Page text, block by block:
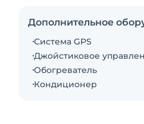
линии.
• скорость до 42 км/ч.
• Navtelecom SMART S-
оборудование
Дополнительное
Система GPS
Джойстиковое
Обогреватель
Кондиционер